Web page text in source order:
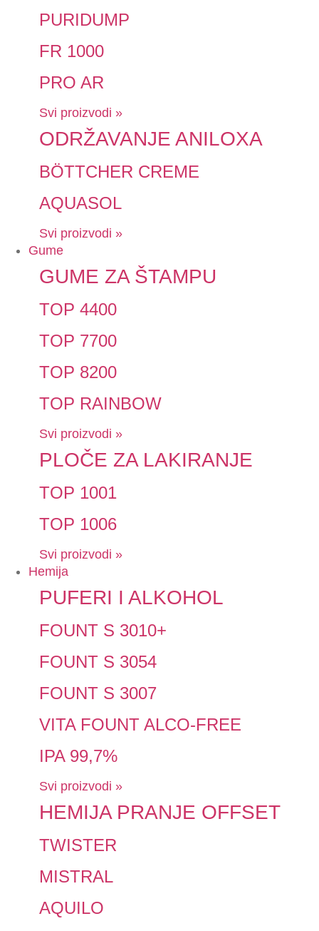
PURIDUMP
FR 1000
PRO AR
Svi proizvodi »
ODRŽAVANJE ANILOXA
BÖTTCHER CREME
AQUASOL
Svi proizvodi »
Gume
GUME ZA ŠTAMPU
TOP 4400
TOP 7700
TOP 8200
TOP RAINBOW
Svi proizvodi »
PLOČE ZA LAKIRANJE
TOP 1001
TOP 1006
Svi proizvodi »
Hemija
PUFERI I ALKOHOL
FOUNT S 3010+
FOUNT S 3054
FOUNT S 3007
VITA FOUNT ALCO-FREE
IPA 99,7%
Svi proizvodi »
HEMIJA PRANJE OFFSET
TWISTER
MISTRAL
AQUILO